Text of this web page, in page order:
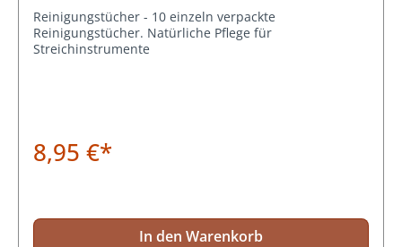
Reinigungstücher - 10 einzeln verpackte
Reinigungstücher. Natürliche Pflege für
Streichinstrumente
8,95 €*
In den Warenkorb